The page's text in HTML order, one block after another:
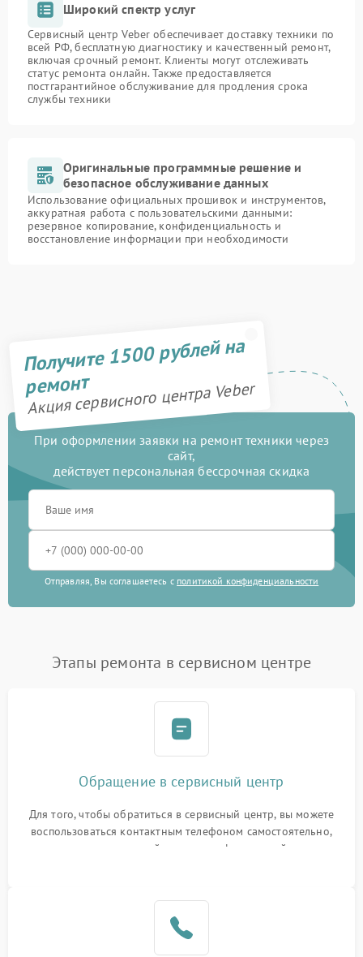
Широкий спектр услуг
Сервисный центр Veber обеспечивает доставку техники по
всей РФ, бесплатную диагностику и качественный ремонт,
включая срочный ремонт. Клиенты могут отслеживать
статус ремонта онлайн. Также предоставляется
постгарантийное обслуживание для продления срока
службы техники
Оригинальные программные решение и
безопасное обслуживание данных
Использование официальных прошивок и инструментов,
аккуратная работа с пользовательскими данными:
резервное копирование, конфиденциальность и
восстановление информации при необходимости
Получите 1500 рублей на
ремонт
Акция сервисного центра Veber
При оформлении заявки на ремонт техники через
сайт,
действует персональная бессрочная скидка
Отправляя, Вы соглашаетесь с политикой конфиденциальности
Этапы ремонта в сервисном центре
Обращение в сервисный центр
Для того, чтобы обратиться в сервисный центр, вы можете
воспользоваться контактным телефоном самостоятельно,
или оставить свой номер телефона на сайте